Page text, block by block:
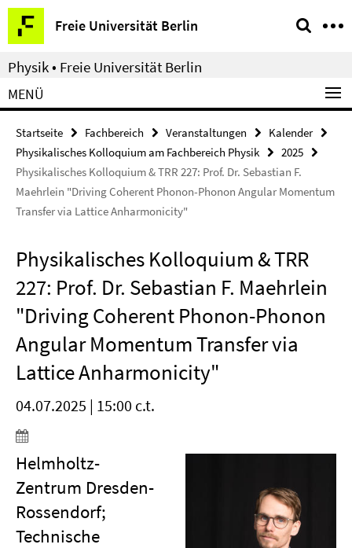
Springe
direkt
zu
Inhalt
Freie Universität Berlin
Service-
Navigation
Physik • Freie Universität Berlin
MENÜ
Startseite Fachbereich Veranstaltungen
Kalender
Physikalisches Kolloquium am Fachbereich Physik
2025
Physikalisches Kolloquium & TRR 227: Prof. Dr. Sebastian F.
Maehrlein "Driving Coherent Phonon-Phonon Angular Momentum
Transfer via Lattice Anharmonicity"
Physikalisches Kolloquium & TRR
227: Prof. Dr. Sebastian F. Maehrlein
"Driving Coherent Phonon-Phonon
Angular Momentum Transfer via
Lattice Anharmonicity"
04.07.2025 | 15:00 c.t.
Helmholtz-
Zentrum Dresden-
Rossendorf;
Technische